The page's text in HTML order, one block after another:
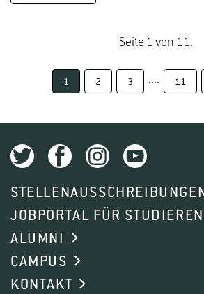
Seite 1 von 11.
1 2 3 .... 11
JOBPORTAL FÜR
ALUMNI
CAMPUS
KONTAKT